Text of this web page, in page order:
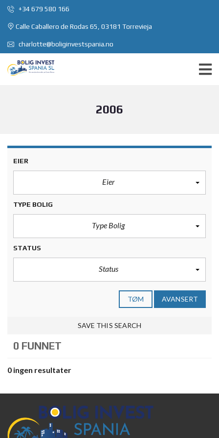
+34 679 580 166
Calle Caballero de Rodas 65, 03181 Torrevieja
charlotte@boliginvestspania.no
2006
EIER
Eier
TYPE BOLIG
Type Bolig
STATUS
Status
TØM AVANSERT
SAVE THIS SEARCH
0 FUNNET
0 ingen resultater